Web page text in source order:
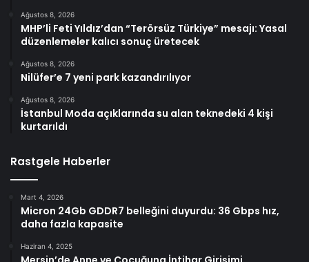
Ağustos 8, 2026
MHP’li Feti Yıldız’dan “Terörsüz Türkiye” mesajı: Yasal
düzenlemeler kalıcı sonuç üretecek
Ağustos 8, 2026
Nilüfer’e 7 yeni park kazandırılıyor
Ağustos 8, 2026
İstanbul Moda açıklarında su alan teknedeki 4 kişi
kurtarıldı
Rastgele Haberler
Mart 4, 2026
Micron 24Gb GDDR7 belleğini duyurdu: 36 Gbps hız,
daha fazla kapasite
Haziran 4, 2025